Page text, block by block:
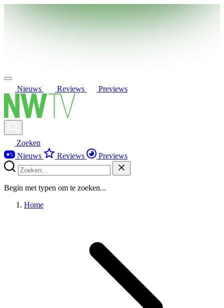
Nieuws Reviews Previews
Zoeken
Nieuws
Reviews Previews
Begin met typen om te zoeken...
Home